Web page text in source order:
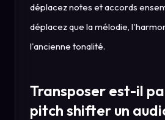
déplacez notes et accords
déplacez que la mélodie,
l'ancienne tonalité.
Transposer est-il
pitch shifter un